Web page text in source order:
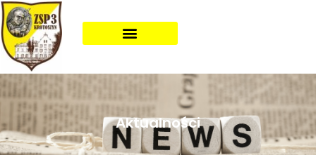
Aktualności